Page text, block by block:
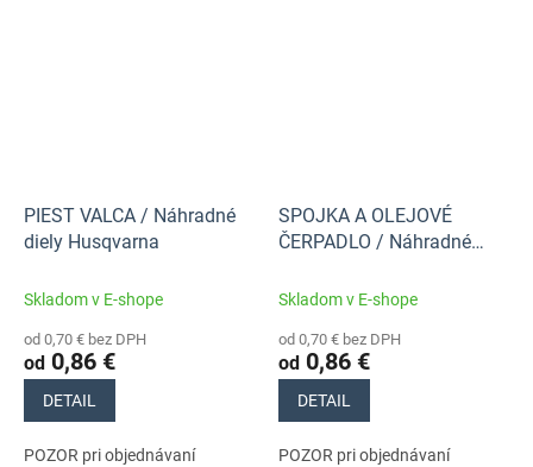
PIEST VALCA / Náhradné
diely Husqvarna
Skladom v E-shope
od 0,70 € bez DPH
od 0,86 €
DETAIL
POZOR pri objednávaní
SPOJKA A OLEJOVÉ
ČERPADLO / Náhradné
Skladom v E-shope
od 0,70 € bez DPH
od 0,86 €
DETAIL
POZOR pri objednávaní